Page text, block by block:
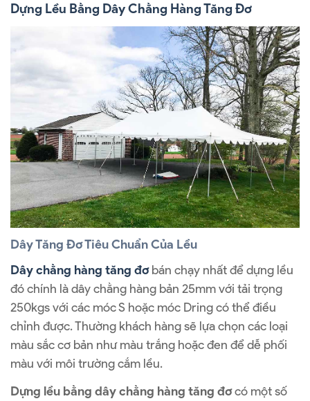
Dựng Lều Bằng Dây Chằng Hàng Tăng Đơ
Dây Tăng Đơ Tiêu Chuẩn Của Lều
Dây chằng hàng tăng đơbán chạy nhất để dựng lều
đó chính là dây chằng hàng bản 25mm với tải trọng
250kgs với các móc S hoặc móc Dring có thể điều
chỉnh được. Thường khách hàng sẽ lựa chọn các loại
màu sắc cơ bản như màu trắng hoặc đen để dễ phối
màu với môi trường cắm lều.
Dựng lều bằng dây chằng hàng tăng đơcó một số